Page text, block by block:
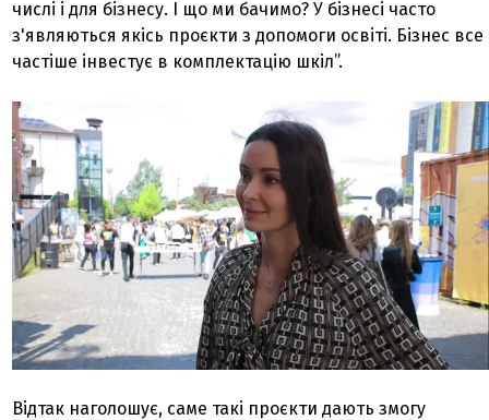
числі і для бізнесу. І що ми бачимо? У бізнесі часто
з'являються якісь проєкти з допомоги освіті. Бізнес все
частіше інвестує в комплектацію шкіл”.
Відтак наголошує, саме такі проєкти дають змогу